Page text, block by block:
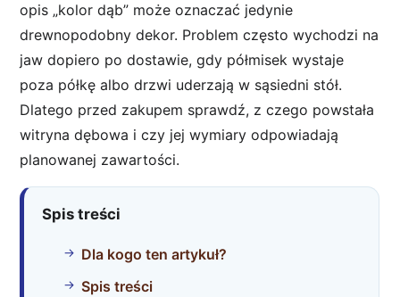
opis „kolor dąb” może oznaczać jedynie
drewnopodobny dekor. Problem często wychodzi na
jaw dopiero po dostawie, gdy półmisek wystaje
poza półkę albo drzwi uderzają w sąsiedni stół.
Dlatego przed zakupem sprawdź, z czego powstała
witryna dębowa i czy jej wymiary odpowiadają
planowanej zawartości.
Spis treści
Dla kogo ten artykuł?
Spis treści